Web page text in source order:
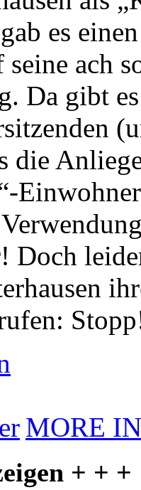
es
seine ach
Da gibt
die
Doch
MORE
+ + +